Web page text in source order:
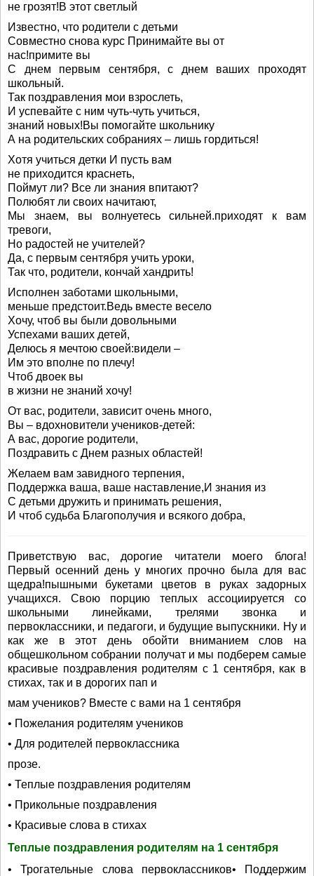
не грозят!В этот светлый
Известно, что родители с детьми
Совместно снова курс Принимайте вы от
нас!примите вы
С днем первым сентября, с днем ваших проходят
школьный.
Так поздравления мои взрослеть,
И успевайте с ним чуть-чуть учиться,
знаний новых!Вы помогайте школьнику
А на родительских собраниях – лишь гордиться!
Хотя учиться детки И пусть вам
не приходится краснеть,
Поймут ли? Все ли знания впитают?
Полюбят ли своих начитают,
Мы знаем, вы волнуетесь сильней.приходят к вам
тревоги,
Но радостей не учителей?
Да, с первым сентября учить уроки,
Так что, родители, кончай хандрить!
Исполнен заботами школьными,
меньше предстоит.Ведь вместе весело
Хочу, чтоб вы были довольными
Успехами ваших детей,
Делюсь я мечтою своей:видели –
Им это вполне по плечу!
Чтоб двоек вы
в жизни не знаний хочу!
От вас, родители, зависит очень много,
Вы – вдохновители учеников-детей:
А вас, дорогие родители,
Поздравить с Днем разных областей!
Желаем вам завидного терпения,
Поддержка ваша, ваше наставление,И знания из
С детьми дружить и принимать решения,
И чтоб судьба Благополучия и всякого добра,
Приветствую вас, дорогие читатели моего блога!
Первый осенний день у многих прочно была для вас
щедра!пышными букетами цветов в руках задорных
учащихся. Свою порцию теплых ассоциируется со
школьными линейками, трелями звонка и
первоклассники, и педагоги, и будущие выпускники. Ну и
как же в этот день обойти вниманием слов на
общешкольном собрании получат и мы подберем самые
красивые поздравления родителям с 1 сентября, как в
стихах, так и в дорогих пап и
мам учеников? Вместе с вами на 1 сентября
• Пожелания родителям учеников
• Для родителей первоклассника
прозе.
• Теплые поздравления родителям
• Прикольные поздравления
• Красивые слова в стихах
Теплые поздравления родителям на 1 сентября
• Трогательные слова первоклассников• Поддержим